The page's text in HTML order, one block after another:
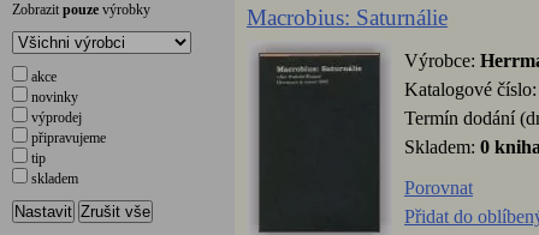
Zobrazit pouze výrobky
akce
novinky
výprodej
připravujeme
tip
skladem
Nastavit Zrušit vše
Macrobius: Saturnálie
Výrobce:
Katalogové
Termín dodání
Skladem: 0
Porovnat
Přidat do